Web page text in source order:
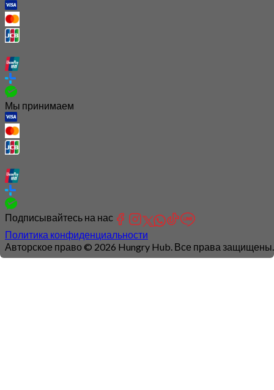
Мы принимаем
Подписывайтесь на нас
Политика конфиденциальности
Авторское право © 2026 Hungry Hub. Все права защищены.
Connection